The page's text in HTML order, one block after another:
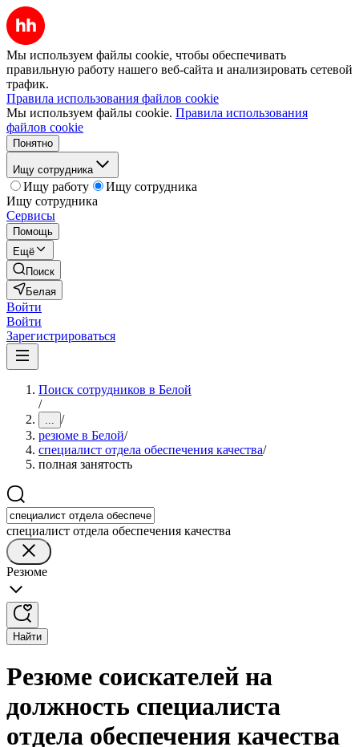
Мы используем файлы cookie, чтобы обеспечивать
правильную работу нашего веб-сайта и анализировать сетевой
трафик.
Правила использования файлов cookie
Мы используем файлы cookie. Правила использования
файлов cookie
Понятно
Ищу сотрудника
Ищу работу
Ищу сотрудника
Ищу сотрудника
Сервисы
Помощь
Ещё
Поиск
Белая
Войти
Войти
Зарегистрироваться
Поиск сотрудников в Белой
/
... /
резюме в Белой/
специалист отдела обеспечения качества/
полная занятость
специалист отдела обеспечения качества
Резюме
Найти
Резюме соискателей на
должность специалиста
отдела обеспечения качества